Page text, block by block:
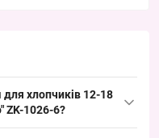
хлопчиків 12-18
ZK-1026-6?